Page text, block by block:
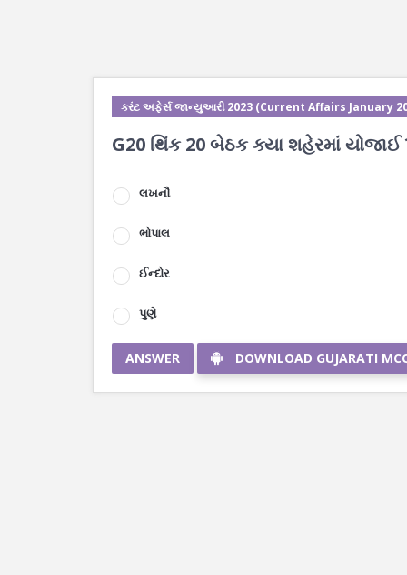
કરંટ અફેર્સ જાન્યુઆરી 2023 (Current Affairs January
G20 થિંક 20 બેઠક ક્યા શહેરમાં યોજાઈ
લખનૌ
ભોપાલ
ઈન્દોર
પુણે
ANSWER DOWNLOAD GUJARATI